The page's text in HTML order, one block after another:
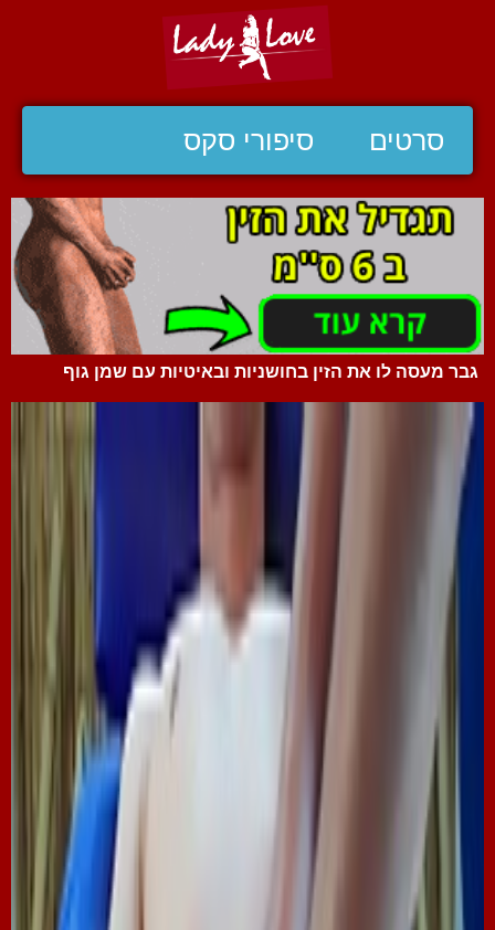
סרטים סיפורי סקס
גבר מעסה לו את הזין בחושניות ובאיטיות עם שמן גוף